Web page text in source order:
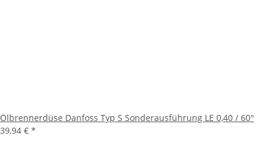
Ölbrennerdüse Danfoss Typ S Sonderausführung LE 0,40 / 60°
39,94 € *